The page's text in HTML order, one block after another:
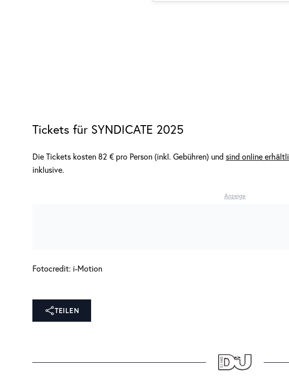
Tickets für SYNDICATE 2025
Die Tickets kosten 82 € pro Person (inkl. Gebühren) und sind online
inklusive.
Anzeige
Fotocredit: i-Motion
TEILEN